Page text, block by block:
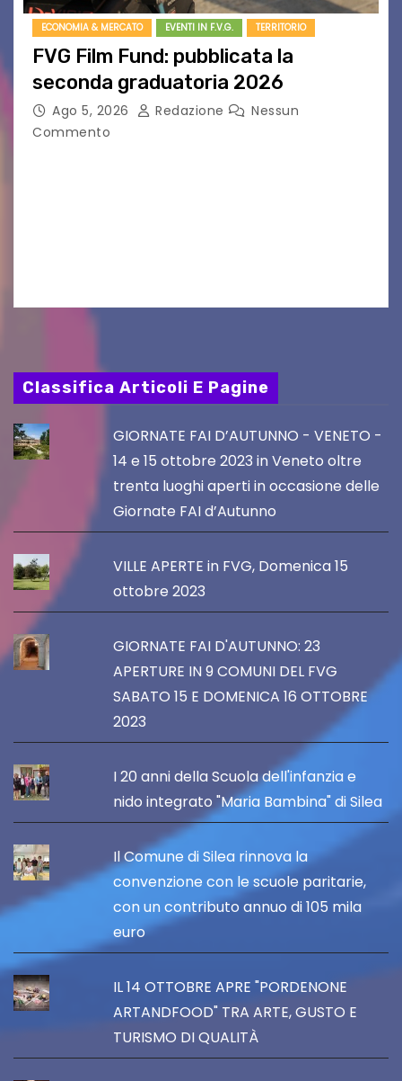
ECONOMIA & MERCATO EVENTI IN F.V.G. TERRITORIO
FVG Film Fund: pubblicata la
seconda graduatoria 2026
Ago 5, 2026 Redazione
Nessun
Commento
Classifica Articoli E Pagine
GIORNATE FAI D’AUTUNNO - VENETO -
14 e 15 ottobre 2023 in Veneto oltre
trenta luoghi aperti in occasione delle
Giornate FAI d’Autunno
VILLE APERTE in FVG, Domenica 15
ottobre 2023
GIORNATE FAI D'AUTUNNO: 23
APERTURE IN 9 COMUNI DEL FVG
SABATO 15 E DOMENICA 16 OTTOBRE
2023
I 20 anni della Scuola dell'infanzia e
nido integrato "Maria Bambina" di Silea
Il Comune di Silea rinnova la
convenzione con le scuole paritarie,
con un contributo annuo di 105 mila
euro
IL 14 OTTOBRE APRE "PORDENONE
ARTANDFOOD" TRA ARTE, GUSTO E
TURISMO DI QUALITÀ